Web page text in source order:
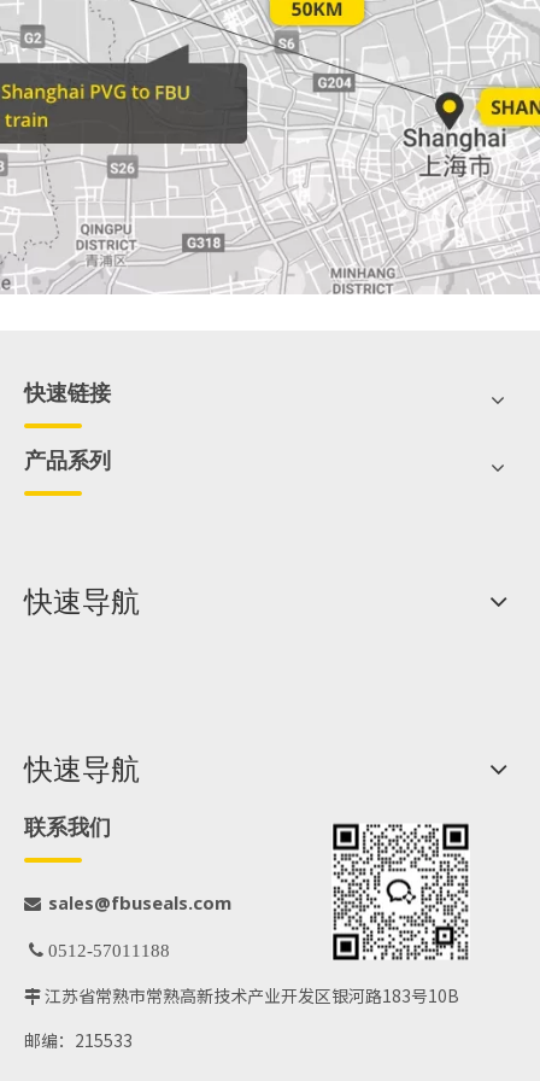
快速链接
产品系列
快速导航
快速导航
联系我们
 sales@fbuseals.com
 0512-57011188
 江苏省常熟市常熟高新技术产业开发区银河路183号10B
邮编：215533